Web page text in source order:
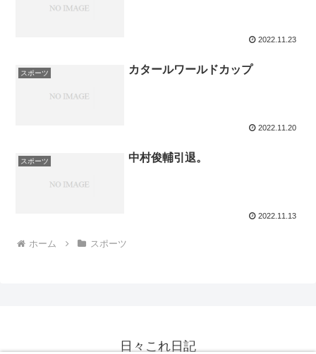
2022.11.23
スポーツ カタールワールドカップ
2022.11.20
スポーツ 中村俊輔引退。
2022.11.13
ホーム スポーツ
日々これ日記